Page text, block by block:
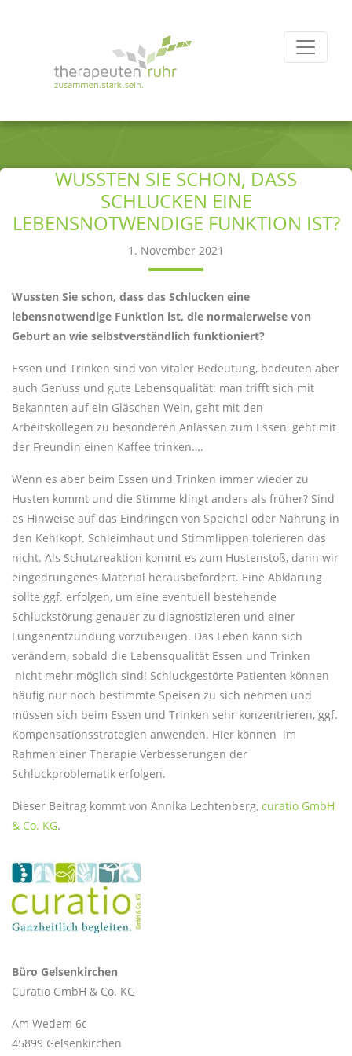
WUSSTEN SIE SCHON, DASS
SCHLUCKEN EINE
LEBENSNOTWENDIGE FUNKTION IST?
1. November 2021
Wussten Sie schon, dass das Schlucken eine
lebensnotwendige Funktion ist, die normalerweise von
Geburt an wie selbstverständlich funktioniert?
Essen und Trinken sind von vitaler Bedeutung, bedeuten aber
auch Genuss und gute Lebensqualität: man trifft sich mit
Bekannten auf ein Gläschen Wein, geht mit den
Arbeitskollegen zu besonderen Anlässen zum Essen, geht mit
der Freundin einen Kaffee trinken….
Wenn es aber beim Essen und Trinken immer wieder zu
Husten kommt und die Stimme klingt anders als früher? Sind
es Hinweise auf das Eindringen von Speichel oder Nahrung in
den Kehlkopf. Schleimhaut und Stimmlippen tolerieren das
nicht. Als Schutzreaktion kommt es zum Hustenstoß, dann wir
eingedrungenes Material herausbefördert. Eine Abklärung
sollte ggf. erfolgen, um eine eventuell bestehende
Schluckstörung genauer zu diagnostizieren und einer
Lungenentzündung vorzubeugen. Das Leben kann sich
verändern, sobald die Lebensqualität Essen und Trinken
nicht mehr möglich sind! Schluckgestörte Patienten können
häufig nur noch bestimmte Speisen zu sich nehmen und
müssen sich beim Essen und Trinken sehr konzentrieren, ggf.
Kompensationsstrategien anwenden. Hier können im
Rahmen einer Therapie Verbesserungen der
Schluckproblematik erfolgen.
Dieser Beitrag kommt von Annika Lechtenberg, curatio GmbH
& Co. KG.
Büro Gelsenkirchen
Curatio GmbH & Co. KG
Am Wedem 6c
45899 Gelsenkirchen